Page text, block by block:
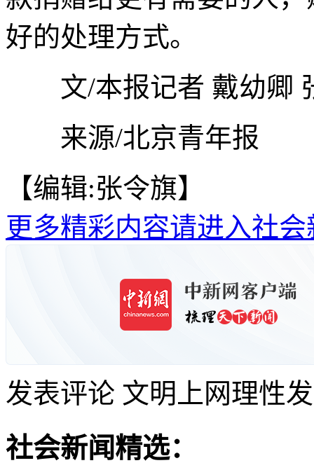
好的处理方式。
文/本报记者 戴幼卿
来源/北京青年报
【编辑:张令旗】
更多精彩内容请进入社会
发表评论 文明上网理性
社会新闻精选：